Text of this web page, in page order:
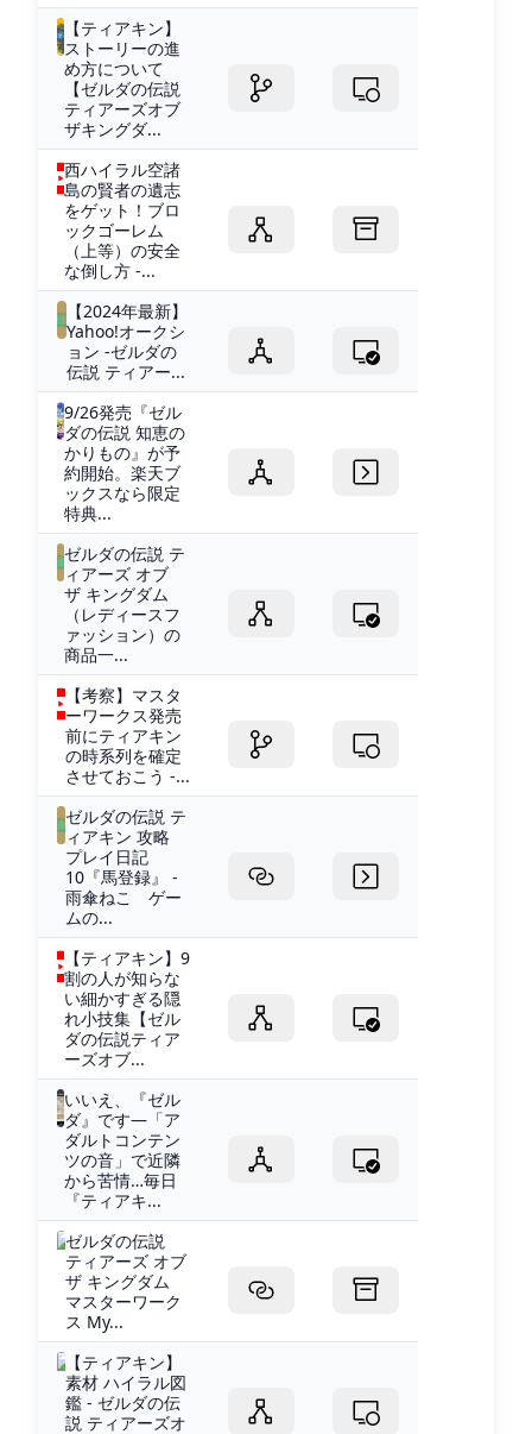
【ティアキン】
ストーリーの進
め方について
【ゼルダの伝説
ティアーズオブ
ザキングダ...
西ハイラル空諸
島の賢者の遺志
をゲット！ブロ
ックゴーレム
（上等）の安全
な倒し方 -...
【2024年最新】
Yahoo!オークシ
ョン -ゼルダの
伝説 ティアー...
9/26発売『ゼル
ダの伝説 知恵の
かりもの』が予
約開始。楽天ブ
ックスなら限定
特典...
ゼルダの伝説 テ
ィアーズ オブ
ザ キングダム
（レディースフ
ァッション）の
商品一...
【考察】マスタ
ーワークス発売
前にティアキン
の時系列を確定
させておこう -...
ゼルダの伝説 テ
ィアキン 攻略
プレイ日記
10『馬登録』 -
雨傘ねこ ゲー
ムの...
【ティアキン】9
割の人が知らな
い細かすぎる隠
れ小技集【ゼル
ダの伝説ティア
ーズオブ...
いいえ、『ゼル
ダ』です―「ア
ダルトコンテン
ツの音」で近隣
から苦情…毎日
『ティアキ...
ゼルダの伝説
ティアーズ オブ
ザ キングダム
マスターワーク
ス My...
【ティアキン】
素材 ハイラル図
鑑 - ゼルダの伝
説 ティアーズオ